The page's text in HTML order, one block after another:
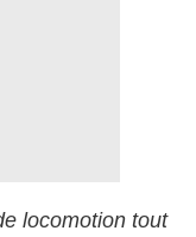
locomotion tout